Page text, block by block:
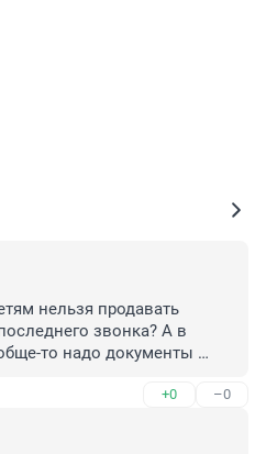
нельзя продавать
звонка? А в
то надо документы
чему от не приведет и
+0 –0